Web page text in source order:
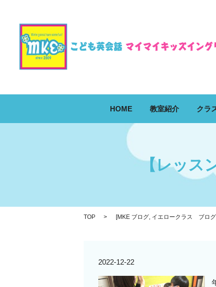
HOME 教室紹介 クラ
【レッス
TOP [MKE ブログ, イエロークラス ブログ
2022-12-22